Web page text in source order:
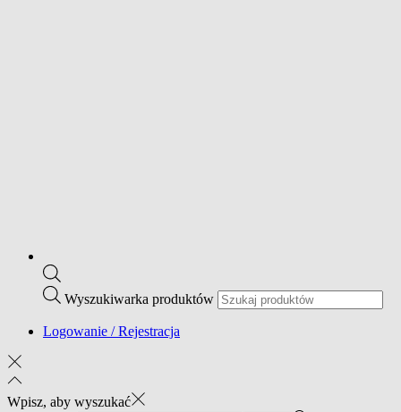
Wyszukiwarka produktów
Logowanie / Rejestracja
Wpisz, aby wyszukać